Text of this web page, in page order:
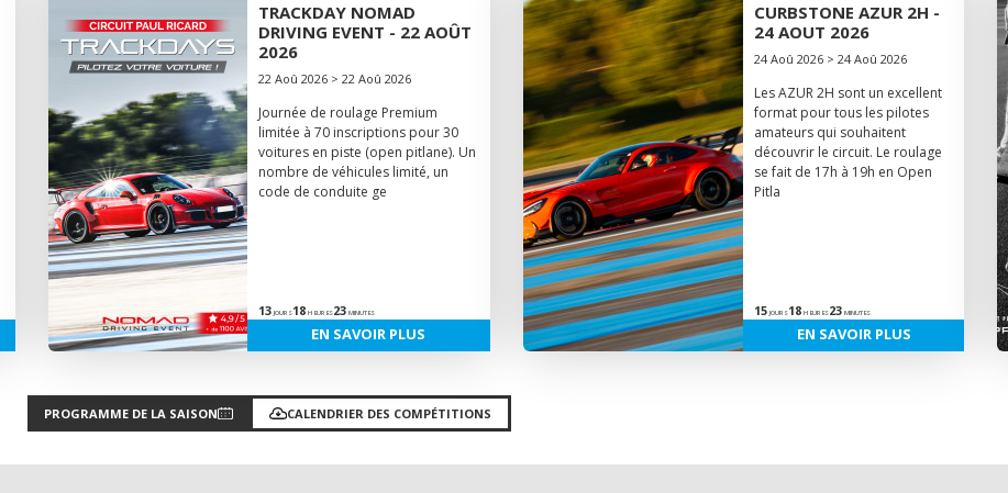
TRACKDAY NOMAD
DRIVING EVENT - 22 AOÛT
2026
22 Aoû 2026 > 22 Aoû 2026
Journée de roulage Premium
limitée à 70 inscriptions pour 30
voitures en piste (open pitlane). Un
nombre de véhicules limité, un
code de conduite ge
13JOURS18HEURES23MINUTES
EN SAVOIR PLUS
CURBSTONE AZUR 2H -
24 AOUT 2026
24 Aoû 2026 > 24 Aoû 2026
Les AZUR 2H sont un excellent
format pour tous les pilotes
amateurs qui souhaitent
découvrir le circuit. Le roulage
se fait de 17h à 19h en Open
Pitla
15 JOURS18 HEURES23 MINUTES
EN SAVOIR PLUS
PROGRAMME DE LA SAISON CALENDRIER DES COMPÉTITIONS